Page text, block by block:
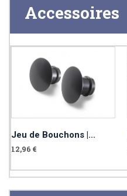
Accessoires
Jeu de Bouchons |...
12,96 €